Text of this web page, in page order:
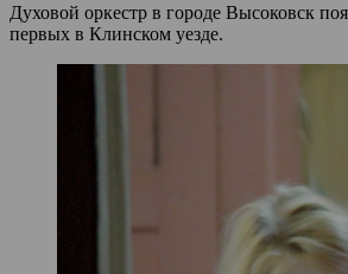
Духовой оркестр в городе Высоковск
первых в Клинском уезде.